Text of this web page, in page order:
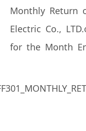
Monthly Return
Electric Co.,
for the Month